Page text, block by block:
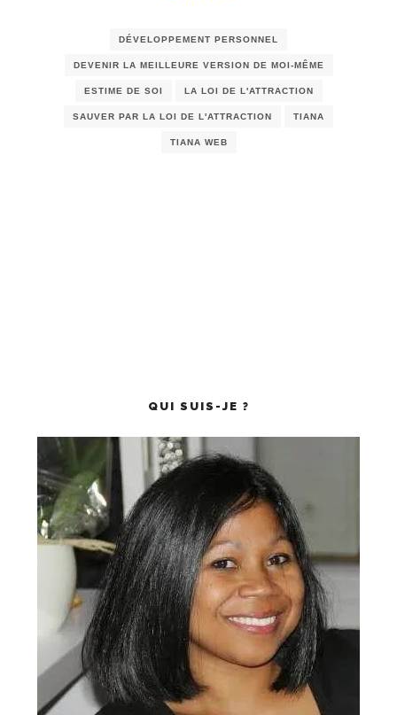
DÉVELOPPEMENT PERSONNEL
DEVENIR LA MEILLEURE VERSION DE MOI-MÊME
ESTIME DE SOI LA LOI DE L'ATTRACTION
SAUVER PAR LA LOI DE L'ATTRACTION TIANA
TIANA WEB
QUI SUIS-JE ?